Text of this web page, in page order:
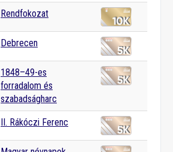
Rendfokozat
Debrecen
1848–49-es
forradalom és
szabadságharc
II. Rákóczi Ferenc